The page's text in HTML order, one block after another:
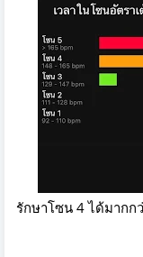
รักษาโซน 4 ได้มากก